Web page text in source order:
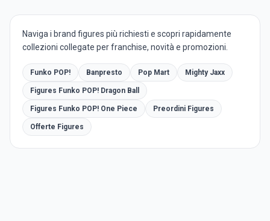
Naviga i brand figures più richiesti e scopri rapidamente
collezioni collegate per franchise, novità e promozioni.
Funko POP! Banpresto Pop Mart Mighty Jaxx
Figures Funko POP! Dragon Ball
Figures Funko POP! One Piece Preordini Figures
Offerte Figures